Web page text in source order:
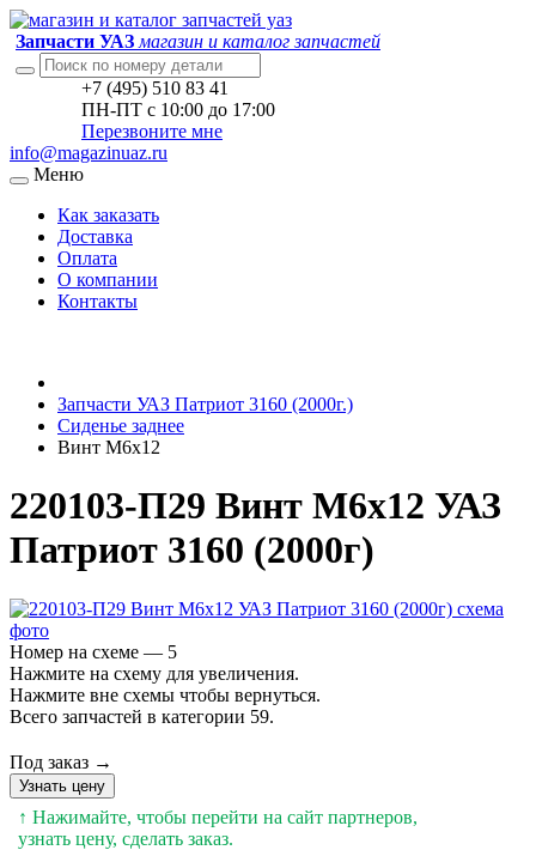
Запчасти УАЗ магазин и каталог запчастей
+7 (495) 510 83 41
ПН-ПТ с 10:00 до 17:00
Перезвоните мне
info@magazinuaz.ru
Меню
Как заказать
Доставка
Оплата
О компании
Контакты
Запчасти УАЗ Патриот 3160 (2000г.)
Сиденье заднее
Винт М6х12
220103-П29 Винт М6х12 УАЗ
Патриот 3160 (2000г)
Номер на схеме — 5
Нажмите на схему для увеличения.
Нажмите вне схемы чтобы вернуться.
Всего запчастей в категории 59.
Под заказ →
Узнать цену
↑ Нажимайте, чтобы перейти на сайт партнеров,
узнать цену, сделать заказ.